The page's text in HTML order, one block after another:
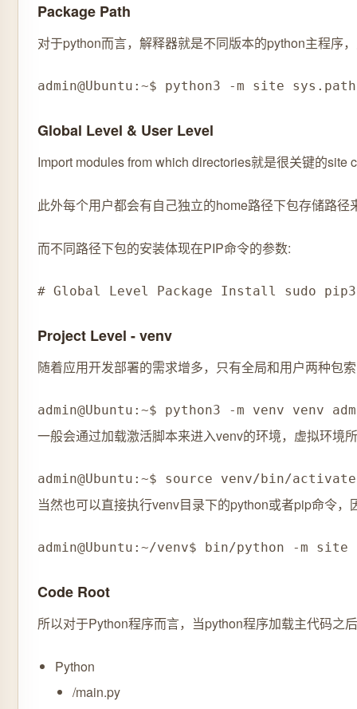
Package Path
对于python而言，解释器就是不同版本的python主程序
admin@Ubuntu:~$ python3 -m site
Global Level & User Level
Import modules from which directories就是很关键的
此外每个用户都会有自己独立的home路径下包存储路
而不同路径下包的安装体现在PIP命令的参数:
# Global Level Package Install sudo
Project Level - venv
随着应用开发部署的需求增多，只有全局和用户两种包
admin@Ubuntu:~$ python3 -m venv
一般会通过加载激活脚本来进入venv的环境，虚拟环境
admin@Ubuntu:~$ source venv/bin/
当然也可以直接执行venv目录下的python或者pip命令
admin@Ubuntu:~/venv$ bin/python -m
Code Root
所以对于Python程序而言，当python程序加载主代码之
Python
/main.py